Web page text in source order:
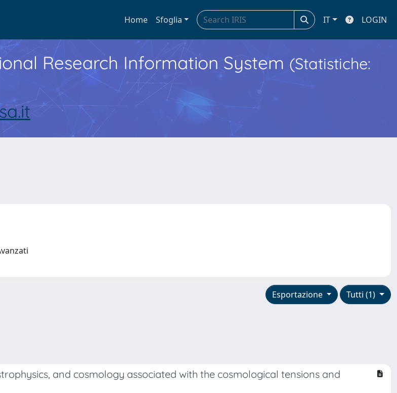
Home Sfoglia IT LOGIN
Research Information System (Statistiche:
Tutti (1)
Esportazione
and cosmology associated with the cosmological tensions and